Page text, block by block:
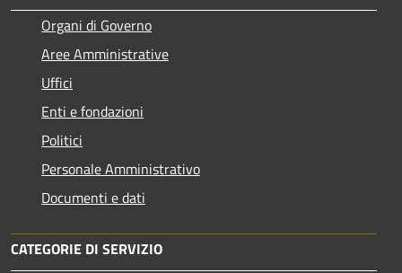
Organi di Governo
Aree Amministrative
Uffici
Enti e fondazioni
Politici
Personale Amministrativo
Documenti e dati
CATEGORIE DI SERVIZIO